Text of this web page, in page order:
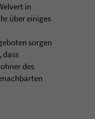
in
über einiges
sorgen
dass
des